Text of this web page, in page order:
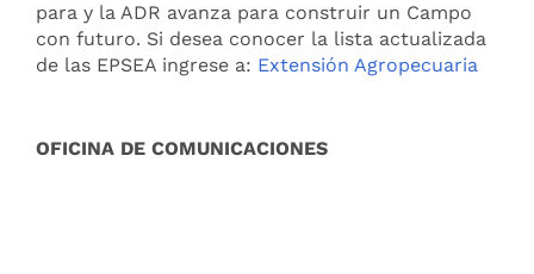
para y la ADR avanza para construir un Campo
con futuro. Si desea conocer la lista actualizada
de las EPSEA ingrese a: Extensión Agropecuaria
OFICINA DE COMUNICACIONES